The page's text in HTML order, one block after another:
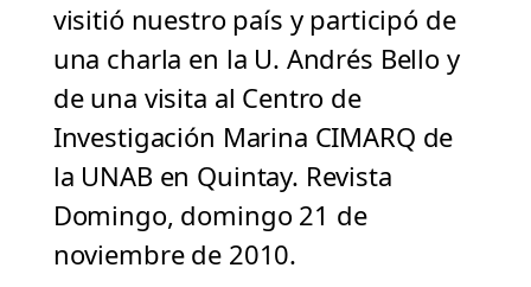
visitió nuestro país y participó de
una charla en la U. Andrés Bello y
de una visita al Centro de
Investigación Marina CIMARQ de
la UNAB en Quintay. Revista
Domingo, domingo 21 de
noviembre de 2010.